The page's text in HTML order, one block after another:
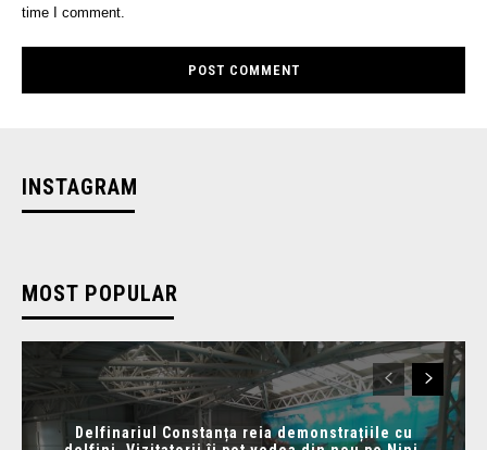
time I comment.
INSTAGRAM
MOST POPULAR
Delfinariul Constanța reia demonstrațiile cu